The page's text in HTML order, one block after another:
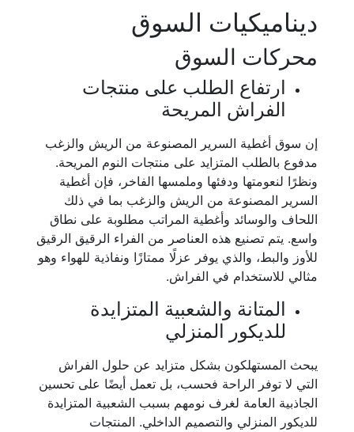
ديناميكيات السوق
محركات السوق
ارتفاع الطلب على منتجات
الفراش المريحة
إن سوق أغطية السرير المصنوعة من الريش والزغب
مدفوع بالطلب المتزايد على منتجات النوم المريحة.
ونظرًا لنعومتها ودفئها وملمسها الفاخر، فإن أغطية
السرير المصنوعة من الريش والزغب بما في ذلك
اللحاف والوسائد وأغطية المراتب مطلوبة على نطاق
واسع. يتم تصنيع هذه العناصر من الفراء الرقيق الرقيق
للأوز والبط، والذي يوفر عزلًا ممتازًا ونفاذية للهواء وهو
مثالي للاستخدام في الفراش.
المتانة والشعبية المتزايدة
للديكور المنزلي
يبحث المستهلكون بشكل متزايد عن حلول الفراش
التي لا توفر الراحة فحسب، بل تعمل أيضًا على تحسين
الجاذبية العامة لغرف نومهم بسبب الشعبية المتزايدة
للديكور المنزلي والتصميم الداخلي. المنتجات